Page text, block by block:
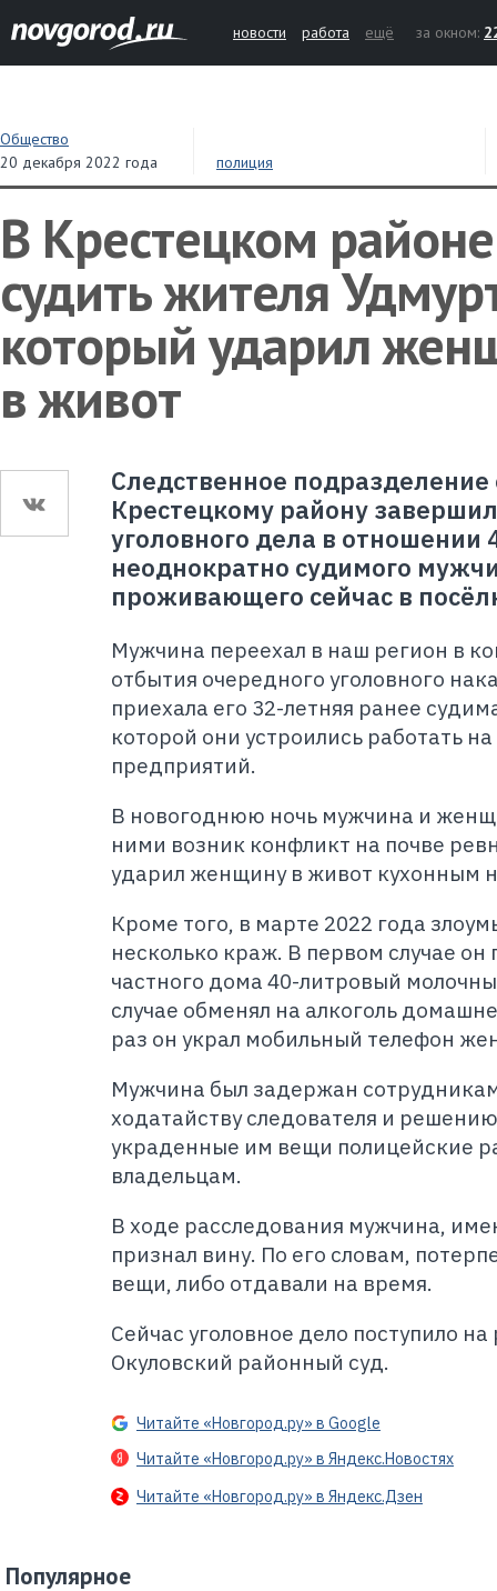
новости работа ещё за окном:
Общество
20 декабря 2022 года
полиция
В Крестецком
судить жителя
который ударил
в живот
Следственное
Крестецкому району
уголовного дела в отношении
неоднократно судимого
проживающего сейчас в
Мужчина переехал в наш регион в
отбытия очередного уголовного
приехала его 32-летняя ранее
которой они устроились работать
предприятий.
В новогоднюю ночь мужчина и
ними возник конфликт на почве
ударил женщину в живот кухонным
Кроме того, в марте 2022 года
несколько краж. В первом случае он
частного дома 40-литровый
случае обменял на алкоголь
раз он украл мобильный телефон
Мужчина был задержан
ходатайству следователя и
украденные им вещи полицейские
владельцам.
В ходе расследования мужчина,
признал вину. По его словам,
вещи, либо отдавали на время.
Сейчас уголовное дело поступило
Окуловский районный суд.
Читайте «Новгород.ру» в Google
Читайте «Новгород.ру» в Яндекс.Новостях
Читайте «Новгород.ру» в Яндекс.Дзен
Популярное